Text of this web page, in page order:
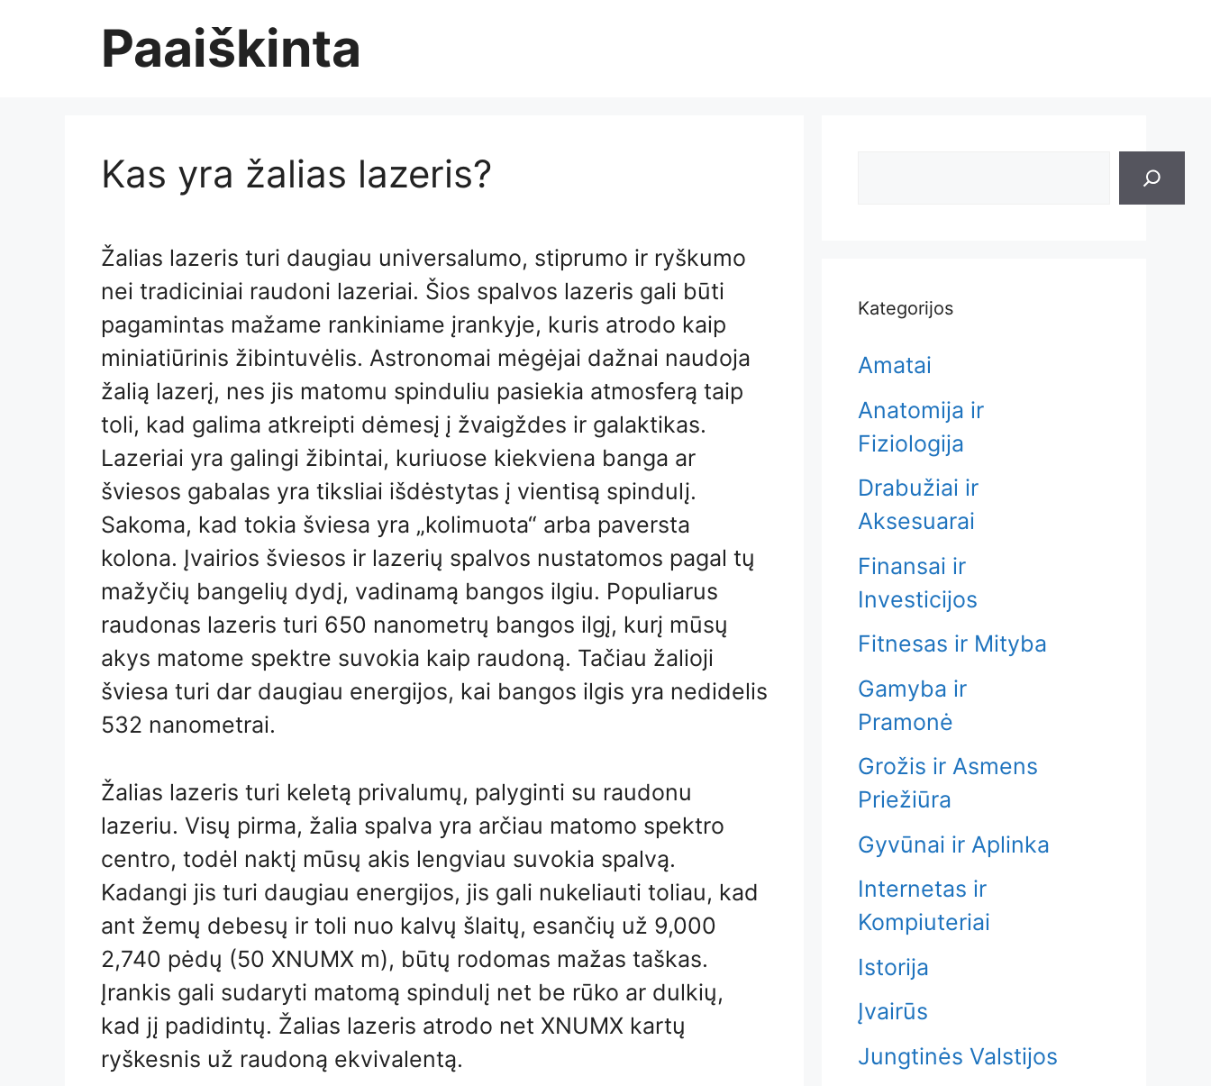
Paaiškinta
Kas yra žalias lazeris?
Žalias lazeris turi daugiau universalumo, stiprumo ir ryškumo
nei tradiciniai raudoni lazeriai. Šios spalvos lazeris gali būti
pagamintas mažame rankiniame įrankyje, kuris atrodo kaip
miniatiūrinis žibintuvėlis. Astronomai mėgėjai dažnai naudoja
žalią lazerį, nes jis matomu spinduliu pasiekia atmosferą taip
toli, kad galima atkreipti dėmesį į žvaigždes ir galaktikas.
Lazeriai yra galingi žibintai, kuriuose kiekviena banga ar
šviesos gabalas yra tiksliai išdėstytas į vientisą spindulį.
Sakoma, kad tokia šviesa yra „kolimuota“ arba paversta
kolona. Įvairios šviesos ir lazerių spalvos nustatomos pagal tų
mažyčių bangelių dydį, vadinamą bangos ilgiu. Populiarus
raudonas lazeris turi 650 nanometrų bangos ilgį, kurį mūsų
akys matome spektre suvokia kaip raudoną. Tačiau žalioji
šviesa turi dar daugiau energijos, kai bangos ilgis yra nedidelis
532 nanometrai.
Žalias lazeris turi keletą privalumų, palyginti su raudonu
lazeriu. Visų pirma, žalia spalva yra arčiau matomo spektro
centro, todėl naktį mūsų akis lengviau suvokia spalvą.
Kadangi jis turi daugiau energijos, jis gali nukeliauti toliau, kad
ant žemų debesų ir toli nuo kalvų šlaitų, esančių už 9,000
2,740 pėdų (50 XNUMX m), būtų rodomas mažas taškas.
Įrankis gali sudaryti matomą spindulį net be rūko ar dulkių,
kad jį padidintų. Žalias lazeris atrodo net XNUMX kartų
ryškesnis už raudoną ekvivalentą.
Kategorijos
Amatai
Anatomija ir
Fiziologija
Drabužiai ir
Aksesuarai
Finansai ir
Investicijos
Fitnesas ir Mityba
Gamyba ir
Pramonė
Grožis ir Asmens
Priežiūra
Gyvūnai ir Aplinka
Internetas ir
Kompiuteriai
Istorija
Įvairūs
Jungtinės Valstijos